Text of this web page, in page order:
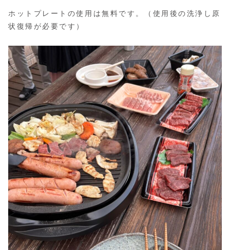
ホットプレートの使用は無料です。（使用後の洗浄し原
状復帰が必要です）